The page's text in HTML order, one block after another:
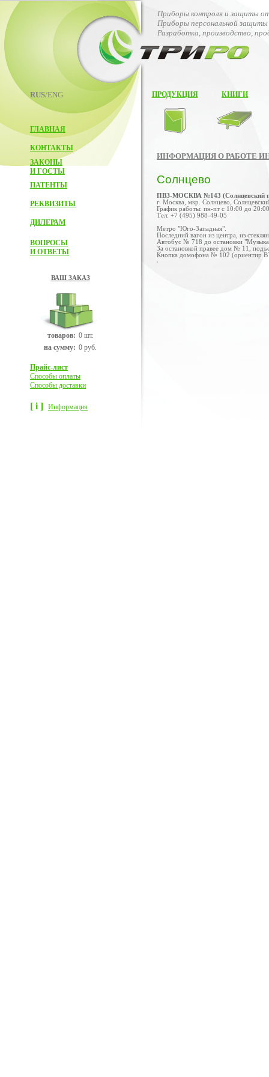
RUS/ENG
ГЛАВНАЯ
КОНТАКТЫ
ЗАКОНЫ
И ГОСТЫ
ПАТЕНТЫ
РЕКВИЗИТЫ
ДИЛЕРАМ
ВОПРОСЫ
И ОТВЕТЫ
ВАШ ЗАКАЗ
товаров: 0 шт.
на сумму: 0 руб.
Прайс-лист
Способы оплаты
Способы доставки
[ i ] Информация
Приборы контроля и защиты
Приборы персональной
Разработка, производство,
ПРОДУКЦИЯ КНИГИ
ИНФОРМАЦИЯ О РАБОТЕ
Солнцево
ПВЗ-МОСКВА №143 (Солнцевский
г. Москва, мкр. Солнцево,
График работы: пн-пт с 10:00 до
Тел: +7 (495) 988-49-05
Метро "Юго-Западная".
Последний вагон из центра, из
Автобус № 718 до остановки
За остановкой правее дом № 11,
Кнопка домофона № 102 (ориентир